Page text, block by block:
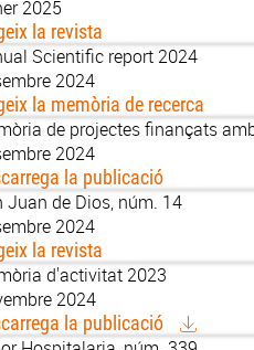
2025
la revista
Scientific report 2024
2024
la memòria de recerca
de projectes finançats
2024
la publicació
Juan de Dios, núm. 14
2024
la revista
d'activitat 2023
2024
la publicació